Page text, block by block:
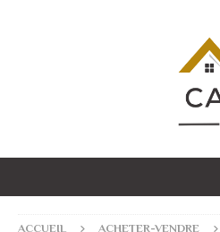
ACCUEIL ACHETER-VENDRE